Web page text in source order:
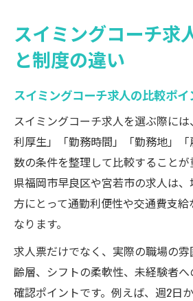
スイミングコーチ求
と制度の違い
スイミングコーチ求人の比較ポ
スイミングコーチ求人を選ぶ際に
利厚生」「勤務時間」「勤務地」
数の条件を整理して比較すること
県福岡市早良区や宮若市の求人は
方にとって通勤利便性や交通費支
なります。
求人票だけでなく、実際の職場の
齢層、シフトの柔軟性、未経験者
確認ポイントです。例えば、週2日